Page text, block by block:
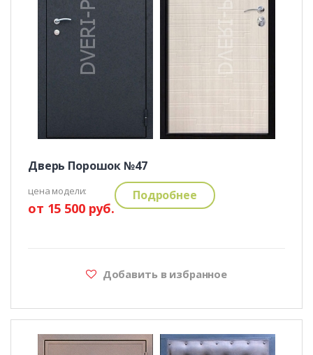
Дверь Порошок №47
цена модели:
от 15 500 руб.
Подробнее
Добавить в избранное